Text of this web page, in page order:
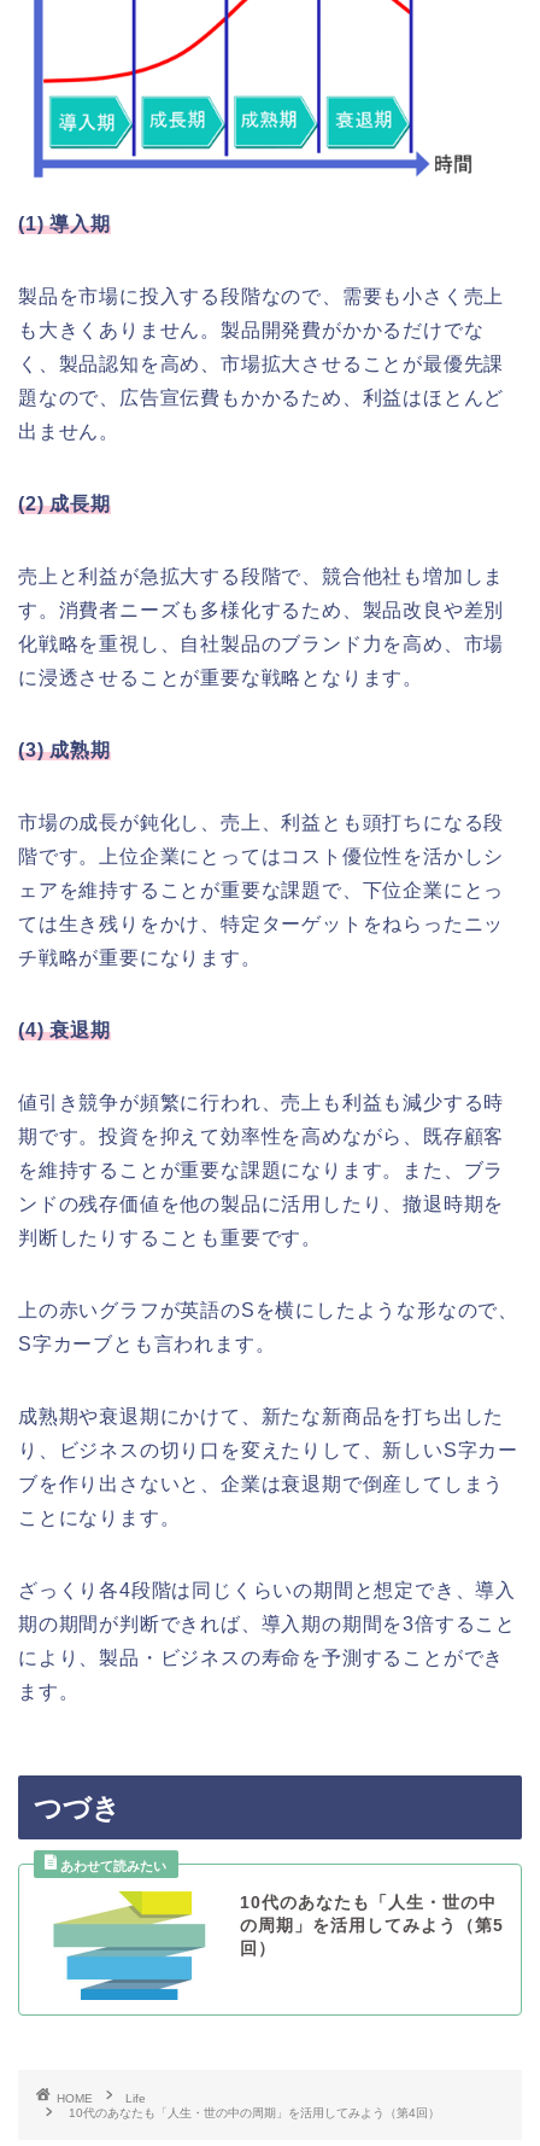
(1) 導入期
製品を市場に投入する段階なので、需要も小さく売上
も大きくありません。製品開発費がかかるだけでな
く、製品認知を高め、市場拡大させることが最優先課
題なので、広告宣伝費もかかるため、利益はほとんど
出ません。
(2) 成長期
売上と利益が急拡大する段階で、競合他社も増加しま
す。消費者ニーズも多様化するため、製品改良や差別
化戦略を重視し、自社製品のブランド力を高め、市場
に浸透させることが重要な戦略となります。
(3) 成熟期
市場の成長が鈍化し、売上、利益とも頭打ちになる段
階です。上位企業にとってはコスト優位性を活かしシ
ェアを維持することが重要な課題で、下位企業にとっ
ては生き残りをかけ、特定ターゲットをねらったニッ
チ戦略が重要になります。
(4) 衰退期
値引き競争が頻繁に行われ、売上も利益も減少する時
期です。投資を抑えて効率性を高めながら、既存顧客
を維持することが重要な課題になります。また、ブラ
ンドの残存価値を他の製品に活用したり、撤退時期を
判断したりすることも重要です。
上の赤いグラフが英語のSを横にしたような形なので、
S字カーブとも言われます。
成熟期や衰退期にかけて、新たな新商品を打ち出した
り、ビジネスの切り口を変えたりして、新しいS字カー
ブを作り出さないと、企業は衰退期で倒産してしまう
ことになります。
ざっくり各4段階は同じくらいの期間と想定でき、導入
期の期間が判断できれば、導入期の期間を3倍すること
により、製品・ビジネスの寿命を予測することができ
ます。
つづき
10代のあなたも「人生・世の中
の周期」を活用してみよう（第5
回）
HOME
Life
10代のあなたも「人生・世の中の周期」を活用してみよう（第4回）